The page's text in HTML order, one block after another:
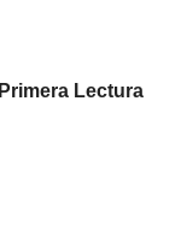
Primera Lectura